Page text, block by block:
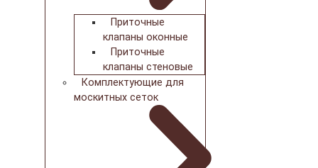
Приточные
клапаны оконные
Приточные
клапаны стеновые
Комплектующие для
москитных сеток